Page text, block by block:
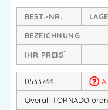
Robustes
Baumwolle
Verstärkte
5 cm
Bequemer
Pflegeleicht,
BEST.-NR.
BEZEICHNUNG
IHR PREIS*
0533744
Overall TORNADO